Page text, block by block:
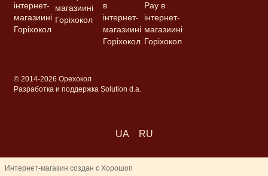
© 2014-2026 Орехокол
Разработка и поддержка Solution d.a.
UA RU
Интернет-магазин создан с Хорошоп